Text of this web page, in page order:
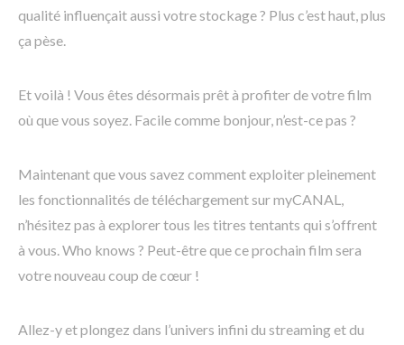
qualité influençait aussi votre stockage ? Plus c’est haut, plus
ça pèse.
Et voilà ! Vous êtes désormais prêt à profiter de votre film
où que vous soyez. Facile comme bonjour, n’est-ce pas ?
Maintenant que vous savez comment exploiter pleinement
les fonctionnalités de téléchargement sur myCANAL,
n’hésitez pas à explorer tous les titres tentants qui s’offrent
à vous. Who knows ? Peut-être que ce prochain film sera
votre nouveau coup de cœur !
Allez-y et plongez dans l’univers infini du streaming et du